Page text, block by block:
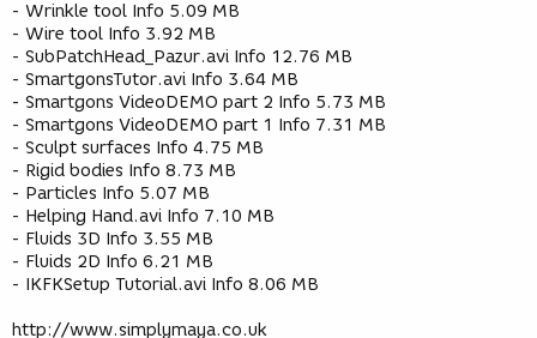
- Wrinkle tool Info 5.09 MB
- Wire tool Info 3.92 MB
- SubPatchHead_Pazur.avi Info 12.76 MB
- SmartgonsTutor.avi Info 3.64 MB
- Smartgons VideoDEMO part 2 Info 5.73 MB
- Smartgons VideoDEMO part 1 Info 7.31 MB
- Sculpt surfaces Info 4.75 MB
- Rigid bodies Info 8.73 MB
- Particles Info 5.07 MB
- Helping Hand.avi Info 7.10 MB
- Fluids 3D Info 3.55 MB
- Fluids 2D Info 6.21 MB
- IKFKSetup Tutorial.avi Info 8.06 MB
http://www.simplymaya.co.uk